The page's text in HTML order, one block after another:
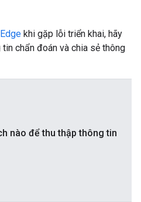
khi gặp lỗi triển khai, hãy
chẩn đoán và chia sẻ thông
nào để thu thập thông tin